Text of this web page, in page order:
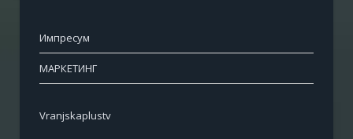
Импресум
МАРКЕТИНГ
Vranjskaplustv